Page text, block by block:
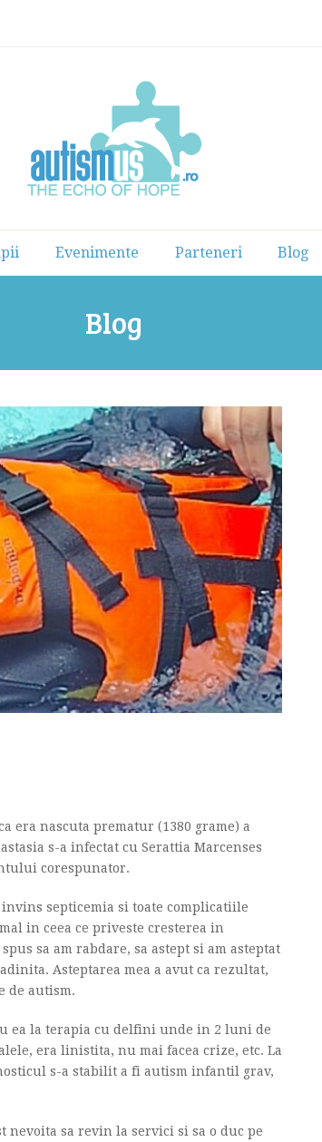
Evenimente Parteneri Blog
Blog
era nascuta prematur (1380 grame) a
s-a infectat cu Serattia Marcenses
corespunator.
septicemia si toate complicatiile
in ceea ce priveste cresterea in
sa am rabdare, sa astept si am asteptat
Asteptarea mea a avut ca rezultat,
de autism.
ea la terapia cu delfini unde in 2 luni de
era linistita, nu mai facea crize, etc. La
s-a stabilit a fi autism infantil grav,
nevoita sa revin la servici si sa o duc pe